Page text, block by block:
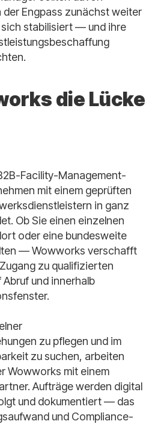
der Engpass zunächst weiter
stabilisiert — und ihre
die Lücke
Facility-Management-
mit einem geprüften
in ganz
Ob Sie einen einzelnen
oder eine bundesweite
— Wowworks verschafft
zu qualifizierten
und innerhalb
zu pflegen und im
zu suchen, arbeiten
Wowworks mit einem
Aufträge werden digital
und dokumentiert — das
und Compliance-